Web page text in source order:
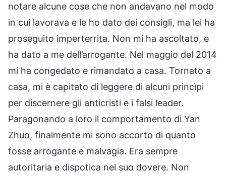
notare alcune cose che non andavano nel modo
in cui lavorava e le ho dato dei consigli, ma lei ha
proseguito imperterrita. Non mi ha ascoltato, e
ha dato a me dell’arrogante. Nel maggio del 2014
mi ha congedato e rimandato a casa. Tornato a
casa, mi è capitato di leggere di alcuni princìpi
per discernere gli anticristi e i falsi leader.
Paragonando a loro il comportamento di Yan
Zhuo, finalmente mi sono accorto di quanto
fosse arrogante e malvagia. Era sempre
autoritaria e dispotica nel suo dovere. Non